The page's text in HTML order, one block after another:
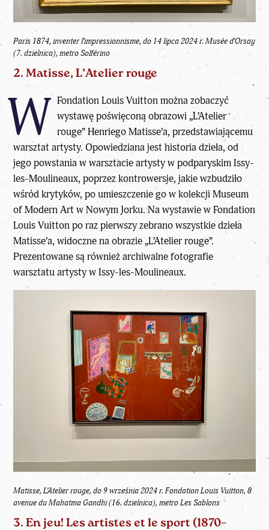
Paris 1874, inventer l’impressionnisme, do 14 lipca 2024 r. Musée d’Orsay
(7. dzielnica), metro Solférino
2. Matisse, L’Atelier rouge
W Fondation Louis Vuitton można zobaczyć
wystawę poświęconą obrazowi „L’Atelier
rouge” Henriego Matisse’a, przedstawiającemu
warsztat artysty. Opowiedziana jest historia dzieła, od
jego powstania w warsztacie artysty w podparyskim Issy-
les-Moulineaux, poprzez kontrowersje, jakie wzbudziło
wśród krytyków, po umieszczenie go w kolekcji Museum
of Modern Art w Nowym Jorku. Na wystawie w Fondation
Louis Vuitton po raz pierwszy zebrano wszystkie dzieła
Matisse’a, widoczne na obrazie „L’Atelier rouge”.
Prezentowane są również archiwalne fotografie
warsztatu artysty w Issy-les-Moulineaux.
Matisse, L’Atelier rouge, do 9 września 2024 r. Fondation Louis Vuitton, 8
avenue du Mahatma Gandhi (16. dzielnica), metro Les Sablons
3. En jeu! Les artistes et le sport (1870–